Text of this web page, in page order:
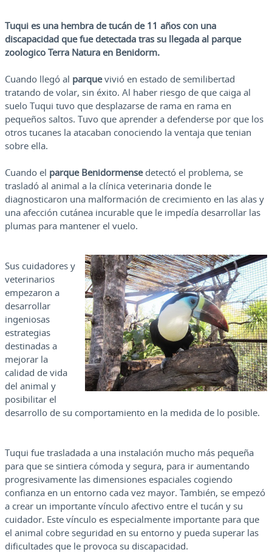
Tuqui es una hembra de tucán de 11 años con una
discapacidad que fue detectada tras su llegada al parque
zoologico Terra Natura en Benidorm.
Cuando llegó al parquevivió en estado de semilibertad
tratando de volar, sin éxito. Al haber riesgo de que caiga al
suelo Tuqui tuvo que desplazarse de rama en rama en
pequeños saltos. Tuvo que aprender a defenderse por que los
otros tucanes la atacaban conociendo la ventaja que tenian
sobre ella.
Cuando el parque Benidormensedetectó el problema, se
trasladó al animal a la clínica veterinaria donde le
diagnosticaron una malformación de crecimiento en las alas y
una afección cutánea incurable que le impedía desarrollar las
plumas para mantener el vuelo.
Sus cuidadores y
veterinarios
empezaron a
desarrollar
ingeniosas
estrategias
destinadas a
mejorar la
calidad de vida
del animal y
posibilitar el
desarrollo de su comportamiento en la medida de lo posible.
Tuqui fue trasladada a una instalación mucho más pequeña
para que se sintiera cómoda y segura, para ir aumentando
progresivamente las dimensiones espaciales cogiendo
confianza en un entorno cada vez mayor. También, se empezó
a crear un importante vínculo afectivo entre el tucán y su
cuidador. Este vínculo es especialmente importante para que
el animal cobre seguridad en su entorno y pueda superar las
dificultades que le provoca su discapacidad.